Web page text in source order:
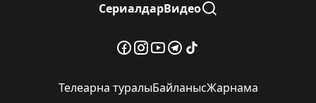
СериалдарВидео
Телеарна туралыБайланысЖарнама